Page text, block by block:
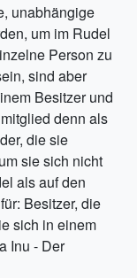
unabhängige
um im Rudel
Person zu
sind aber
Besitzer und
denn als
die sie
sie sich nicht
als auf den
Besitzer, die
sich in einem
Inu - Der